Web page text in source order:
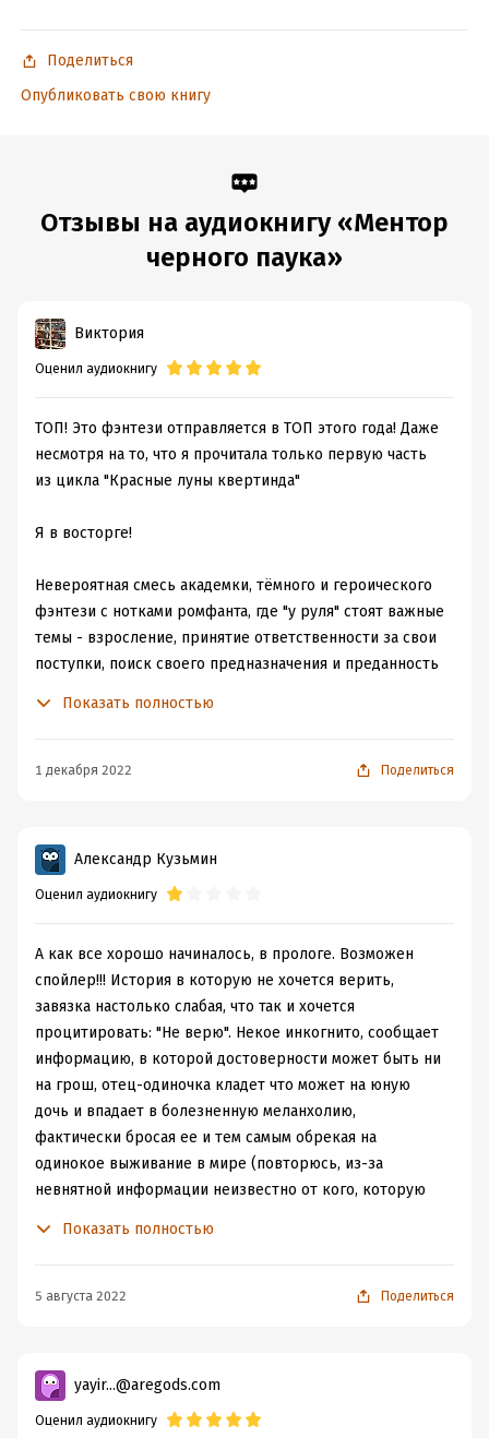
Поделиться
Опубликовать свою книгу
Отзывы на аудиокнигу «Ментор
черного паука»
Виктория
Оценил аудиокнигу
ТОП! Это фэнтези отправляется в ТОП этого года! Даже
несмотря на то, что я прочитала только первую часть
из цикла "Красные луны квертинда"
Я в восторге!
Невероятная смесь академки, тёмного и героического
фэнтези с нотками ромфанта, где "у руля" стоят важные
темы - взросление, принятие ответственности за свои
поступки, поиск своего предназначения и преданность
отцом. Всю жизнь она занималась только тем, что
лицо опасности".
Но с неожиданной вестью о смерти матери, умирает и
отец девушки. Одинокая и никому ненужная, она
понимает, что сама судьба даёт ей шанс отомстить
тому, кто виновен во всех её бедах...
Характер Юны нетипичный для девушек того времени,
но автор прекрасно раскрывает его читателям. Танцам
и ухаживаниям она предпочитает лук и стрелы. Она
живёт со своим девизом по жизни до тех пор, пока
юношеский максимализм (э-гег-ей) не сменяется
осознанием ответственности за свои поступки.
вышла живой и настоящей на страницах: наивная,
бойкая и сильная, преданная своим друзьям и с одной
Что ждёт читателя здесь:
- динамичный сюжет, который крутится вокруг
Показать полностью
1 декабря 2022 Поделиться
Александр Кузьмин
Оценил аудиокнигу
А как все хорошо начиналось, в прологе. Возможен
спойлер!!! История в которую не хочется верить,
завязка настолько слабая, что так и хочется
процитировать: "Не верю". Некое инкогнито, сообщает
информацию, в которой достоверности может быть ни
на грош, отец-одиночка кладет что может на юную
дочь и впадает в болезненную меланхолию,
фактически бросая ее и тем самым обрекая на
одинокое выживание в мире (повторюсь, из-за
невнятной информации неизвестно от кого, которую
кровную месть к лицу, которое ей ничего не сделало и
завязка ради завязки. Нет истории, которая ведет
героиню, есть автор, которого видно с первых же
страниц и который за этих героев будет решать. Дам
Показать полностью
5 августа 2022 Поделиться
yayir...@aregods.com
Оценил аудиокнигу